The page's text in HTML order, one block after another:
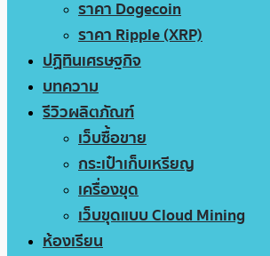
ราคา Dogecoin
ราคา Ripple (XRP)
ปฏิทินเศรษฐกิจ
บทความ
รีวิวผลิตภัณฑ์
เว็บซื้อขาย
กระเป๋าเก็บเหรียญ
เครื่องขุด
เว็บขุดแบบ Cloud Mining
ห้องเรียน